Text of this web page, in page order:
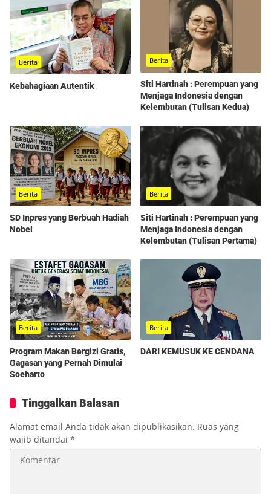
Berita
Kebahagiaan Autentik
Berita
Siti Hartinah : Perempuan yang
Menjaga Indonesia dengan
Kelembutan (Tulisan Kedua)
Berita
SD Inpres yang Berbuah Hadiah
Nobel
Berita
Siti Hartinah : Perempuan yang
Menjaga Indonesia dengan
Kelembutan (Tulisan Pertama)
Berita
Program Makan Bergizi Gratis,
Gagasan yang Pernah Dimulai
Soeharto
Berita
DARI KEMUSUK KE CENDANA
Tinggalkan Balasan
Alamat email Anda tidak akan dipublikasikan. Ruas yang
wajib ditandai *